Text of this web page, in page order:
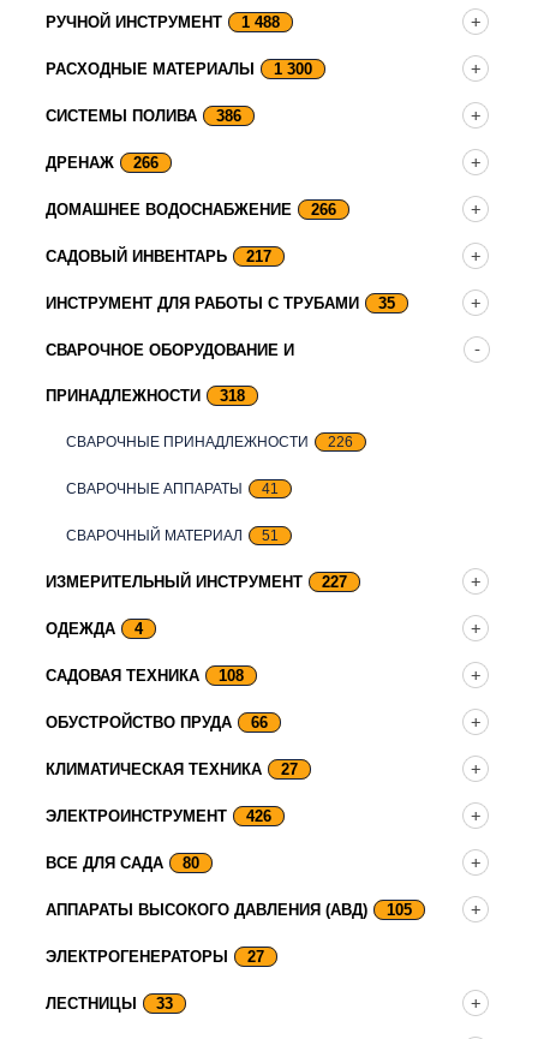
РУЧНОЙ ИНСТРУМЕНТ 1 488
РАСХОДНЫЕ МАТЕРИАЛЫ 1 300
СИСТЕМЫ ПОЛИВА 386
ДРЕНАЖ 266
ДОМАШНЕЕ ВОДОСНАБЖЕНИЕ 266
САДОВЫЙ ИНВЕНТАРЬ 217
ИНСТРУМЕНТ ДЛЯ РАБОТЫ С ТРУБАМИ 35
СВАРОЧНОЕ ОБОРУДОВАНИЕ И
ПРИНАДЛЕЖНОСТИ 318
СВАРОЧНЫЕ ПРИНАДЛЕЖНОСТИ 226
СВАРОЧНЫЕ АППАРАТЫ 41
СВАРОЧНЫЙ МАТЕРИАЛ 51
ИЗМЕРИТЕЛЬНЫЙ ИНСТРУМЕНТ 227
ОДЕЖДА 4
САДОВАЯ ТЕХНИКА 108
ОБУСТРОЙСТВО ПРУДА 66
КЛИМАТИЧЕСКАЯ ТЕХНИКА 27
ЭЛЕКТРОИНСТРУМЕНТ 426
ВСЕ ДЛЯ САДА 80
АППАРАТЫ ВЫСОКОГО ДАВЛЕНИЯ (АВД) 105
ЭЛЕКТРОГЕНЕРАТОРЫ 27
ЛЕСТНИЦЫ 33